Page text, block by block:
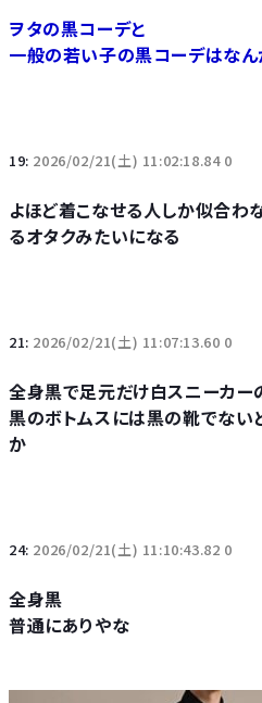
ヲタの黒コーデと
一般の若い子の黒コーデはなん
19: 2026/02/21(土) 11:02:18.84 0
よほど着こなせる人しか似合わ
るオタクみたいになる
21: 2026/02/21(土) 11:07:13.60 0
全身黒で足元だけ白スニーカー
黒のボトムスには黒の靴でない
か
24: 2026/02/21(土) 11:10:43.82 0
全身黒
普通にありやな